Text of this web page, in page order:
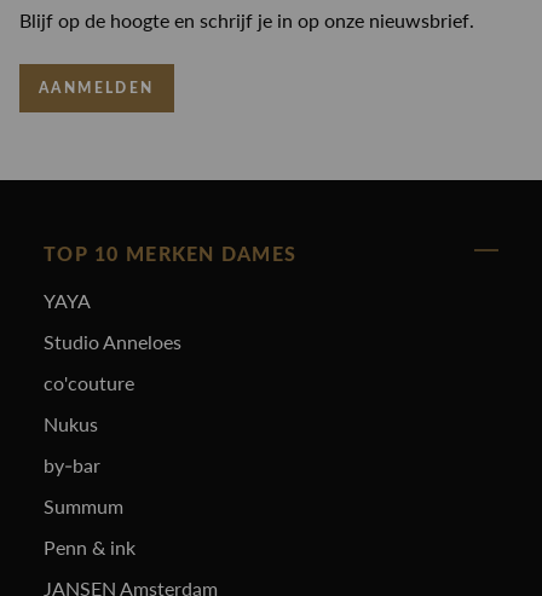
Blijf op de hoogte en schrijf je in op onze nieuwsbrief.
AANMELDEN
TOP 10 MERKEN DAMES
YAYA
Studio Anneloes
co'couture
Nukus
by-bar
Summum
Penn & ink
JANSEN Amsterdam